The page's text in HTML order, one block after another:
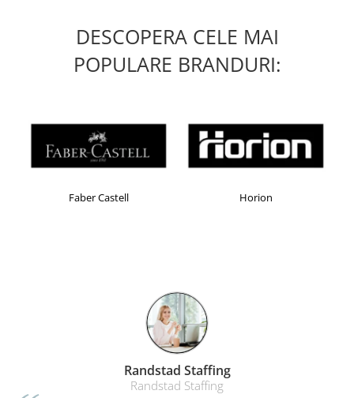
Electronice si accesorii tech
Gadgeturi mobile
Securitate digitala
Baterii si acumulatori
Cabluri si conectivitate
Incarcatoare wireless
Incarcatoare cu fir si auto
Cartuse, tonere, consumabile PC
Suporturi si huse telefoane &
DESCOPERA CELE MAI
POPULARE BRANDURI:
Faber Castell Horion
Randstad Staffing
Randstad Staffing